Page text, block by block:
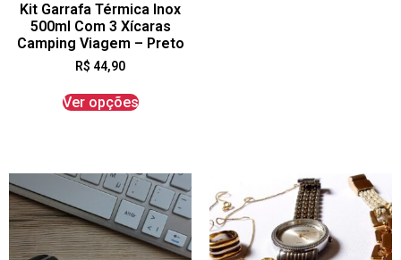
Kit Garrafa Térmica Inox
500ml Com 3 Xícaras
Camping Viagem – Preto
R$ 44,90
Ver opções